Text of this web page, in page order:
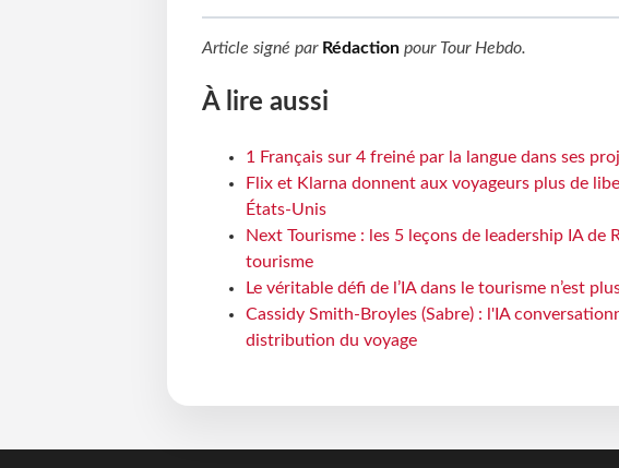
Article signé par Rédactionpour Tour Hebdo.
À lire aussi
1 Français sur 4 freiné par la langue dans ses
Flix et Klarna donnent aux voyageurs plus de
États-Unis
Next Tourisme : les 5 leçons de leadership IA de
tourisme
Le véritable défi de l’IA dans le tourisme n’est
Cassidy Smith-Broyles (Sabre) : l'IA
distribution du voyage